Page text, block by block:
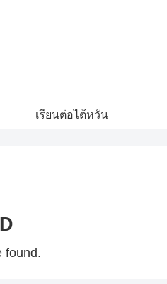
เรียนต่อไต้หวัน
found.